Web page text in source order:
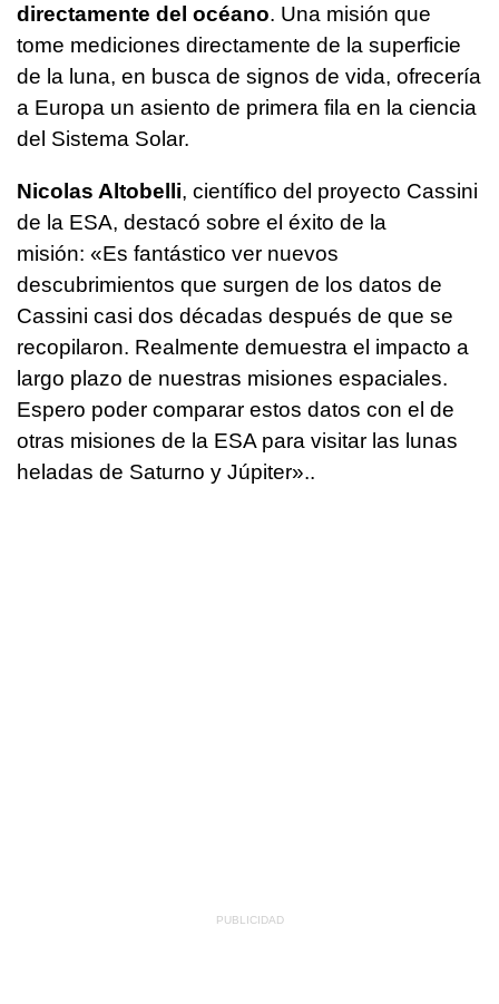
directamente del océano. Una misión que
tome mediciones directamente de la superficie
de la luna, en busca de signos de vida, ofrecería
a Europa un asiento de primera fila en la ciencia
del Sistema Solar.
Nicolas Altobelli, científico del proyecto Cassini
de la ESA, destacó sobre el éxito de la
misión: «Es fantástico ver nuevos
descubrimientos que surgen de los datos de
Cassini casi dos décadas después de que se
recopilaron. Realmente demuestra el impacto a
largo plazo de nuestras misiones espaciales.
Espero poder comparar estos datos con el de
otras misiones de la ESA para visitar las lunas
heladas de Saturno y Júpiter»..